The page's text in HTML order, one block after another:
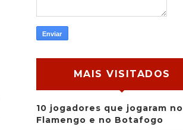
MAIS VISITADOS
10 jogadores que jogaram no
Flamengo e no Botafogo